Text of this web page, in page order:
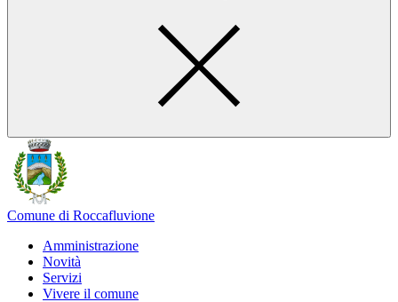
Comune di Roccafluvione
Amministrazione
Novità
Servizi
Vivere il comune